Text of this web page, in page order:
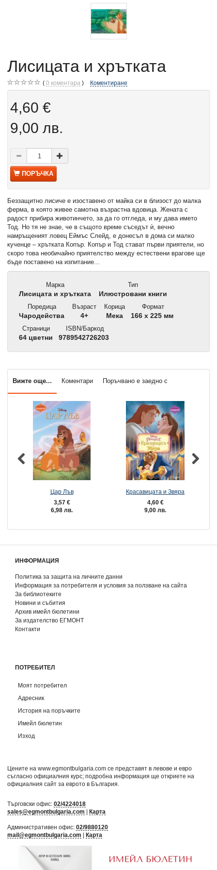
Лисицата и хрътката
0 коментара Коментиране
4,60 €
9,00 лв.
ПОРЪЧКА
Беззащитно лисиче е изоставено от майка си в близост до малка
ферма, в която живее самотна възрастна вдовица. Жената с
радост прибира животинчето, за да го отгледа, и му дава името
Тод. Но тя не знае, че в същото време съседът ѝ, вечно
намръщеният ловец Еймъс Слейд, е донесъл в дома си малко
кученце – хрътката Копър. Копър и Тод стават първи приятели, но
скоро това необичайно приятелство между естествени врагове ще
бъде поставено на изпитание...
Марка
Лисицата и хрътката
Тип
Илюстровани книги
Поредица
Чародейства
Възраст
4+
Корица
Мека
Формат
166 x 225 мм
Страници
64 цветни
ISBN/Баркод
9789542726203
Вижте още... Коментари Поръчвано е заедно с
Цар Лъв
3,57 €
6,98 лв.
Красавицата и Звяра
4,60 €
9,00 лв.
ИНФОРМАЦИЯ
Политика за защита на личните данни
Информация за потребителя и условия за ползване на сайта
За библиотеките
Новини и събития
Архив имейл бюлетини
За издателство ЕГМОНТ
Контакти
ПОТРЕБИТЕЛ
Моят потребител
Адресник
История на поръчките
Имейл бюлетин
Изход
Цените на www.egmontbulgaria.com се представят в левове и евро
съгласно официалния курс; подробна информация ще откриете на
официалния сайт за еврото в България
Търговски офис: 02/4224018
sales@egmontbulgaria.com
Карта
Административен офис: 02/9880120
mail@egmontbulgaria.com
Карта